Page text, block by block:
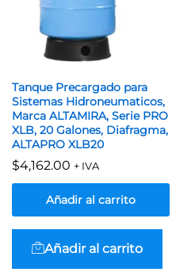
Tanque Precargado para
Sistemas Hidroneumaticos,
Marca ALTAMIRA, Serie PRO
XLB, 20 Galones, Diafragma,
ALTAPRO XLB20
$4,162.00 + IVA
Añadir al carrito
Añadir al carrito